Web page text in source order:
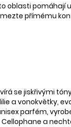
oblasti pomáhají
přímému
se jiskřivými
a vonokvětky,
parfém,
a